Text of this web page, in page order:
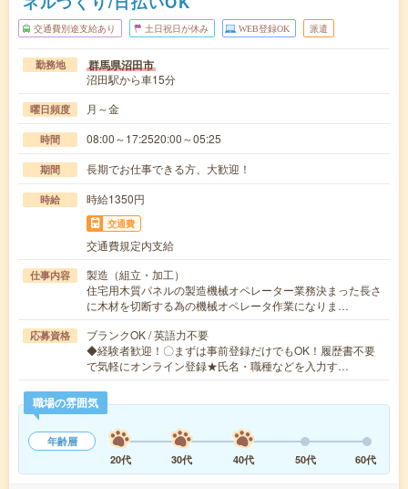
交通費別途支給あり 土日祝日が休み WEB登録OK 派遣
勤務地 群馬県沼田市
沼田駅から車15分
曜日頻度 月～金
時間 08:00～17:2520:00～05:25
期間 長期でお仕事できる方、大歓迎！
時給 時給1350円
交通費
交通費規定内支給
仕事内容
製造（組立・加工）
住宅用木質パネルの製造機械オペレーター業務決まった長さ
に木材を切断する為の機械オペレータ作業になりま…
応募資格
ブランクOK / 英語力不要
◆経験者歓迎！〇まずは事前登録だけでもOK！履歴書不要
で気軽にオンライン登録★氏名・職種などを入力す…
職場の雰囲気
年齢層
20代
30代 40代 50代 60代